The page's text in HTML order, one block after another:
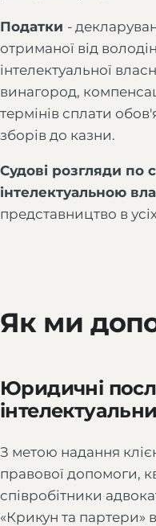
Податки -
отриманої від
інтелектуальної
винагород,
термінів сплати
зборів до казни.
Судові розгляди по
інтелектуальною
представництво в
Як ми
Юридичні
З метою надання
правової допомоги,
співробітники
«Крикун та партери»